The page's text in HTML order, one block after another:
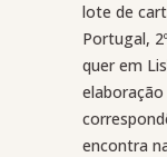
lote de
Portugal,
quer em
encontra